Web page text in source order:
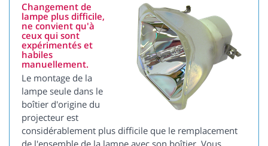
Changement de
lampe plus difficile,
ne convient qu'à
ceux qui sont
expérimentés et
habiles
manuellement.
Le montage de la
lampe seule dans le
boîtier d'origine du
projecteur est
considérablement plus difficile que le remplacement